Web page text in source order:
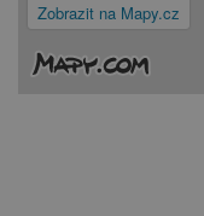
Zobrazit na Mapy.cz